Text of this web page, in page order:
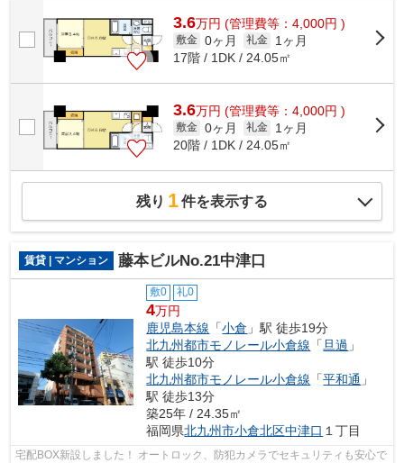
3.6万円 (管理費等：4,000円 )
敷金 0ヶ月 礼金
1ヶ月
17階 / 1DK / 24.05㎡
3.6万円 (管理費等：4,000円 )
敷金 0ヶ月 礼金
1ヶ月
20階 / 1DK / 24.05㎡
残り 1件を表示する
賃貸 | マンション 藤本ビルNo.21中津口
敷0 礼0
4万円
鹿児島本線 「小倉 」駅 徒歩19分
北九州都市モノレール小倉線 「 旦過 」
駅 徒歩10分
北九州都市モノレール小倉線 「平和通 」
駅 徒歩13分
築25年 / 24.35㎡
福岡県北九州市小倉北区中津口 １丁目
宅配BOX新設しました！ オートロック、防犯カメラでセキュリティも安心で